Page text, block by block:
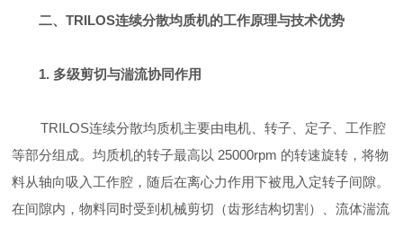
二、TRILOS连续分散均质机的工作原理与技术优势
1. 多级剪切与湍流协同作用
TRILOS连续分散均质机主要由电机、转子、定子、工作腔
等部分组成。均质机的转子最高以 25000rpm 的转速旋转，将物
料从轴向吸入工作腔，随后在离心力作用下被甩入定转子间隙。
在间隙内，物料同时受到机械剪切 （齿形结构切割）、流体湍流